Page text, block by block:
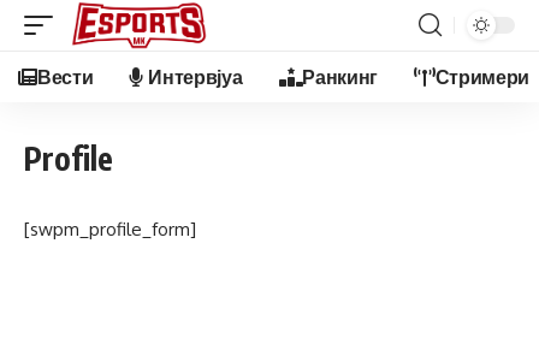
Вести Интервјуа Ранкинг Стримери
Profile
[swpm_profile_form]